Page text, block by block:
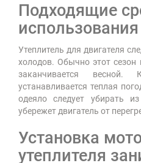
Подходящие
использования
Утеплитель для двигателя
холодов. Обычно этот сезон
заканчивается
устанавливается теплая
одеяло следует убирать
убережет двигатель от
Установка
утеплителя